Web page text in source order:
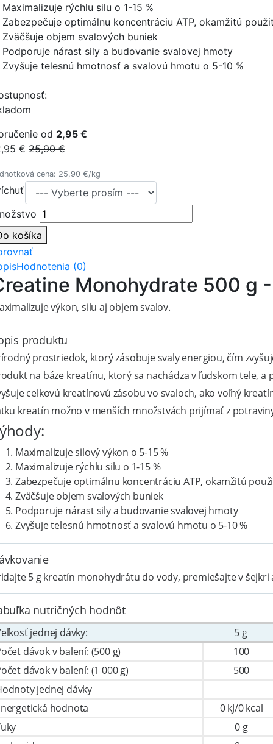
Maximalizuje rýchlu silu o 1-15 %
Zabezpečuje optimálnu koncentráciu ATP, okamžitú
Zväčšuje objem svalových buniek
Podporuje nárast sily a budovanie svalovej hmoty
Zvyšuje telesnú hmotnosť a svalovú hmotu o 5-10 %
od 2,95 €
€ 25,90 €
cena: 25,90 €/kg
košíka
Hodnotenia (0)
Monohydrate 500 g
výkon, silu aj objem svalov.
produktu
prostriedok, ktorý zásobuje svaly energiou, čím
na báze kreatínu, ktorý sa nachádza v ľudskom tele,
celkovú kreatínovú zásobu vo svaloch, ako voľný
kreatín možno v menších množstvách prijímať z
Maximalizuje silový výkon o 5-15 %
Maximalizuje rýchlu silu o 1-15 %
Zabezpečuje optimálnu koncentráciu ATP, okamžitú
Zväčšuje objem svalových buniek
Podporuje nárast sily a budovanie svalovej hmoty
Zvyšuje telesnú hmotnosť a svalovú hmotu o 5-10 %
5 g kreatín monohydrátu do vody, premiešajte v
nutričných hodnôt
jednej dávky:
5 g
dávok v balení: (500 g)
100
dávok v balení: (1 000 g)
500
jednej dávky
hodnota
0 kJ/0 kcal
0 g